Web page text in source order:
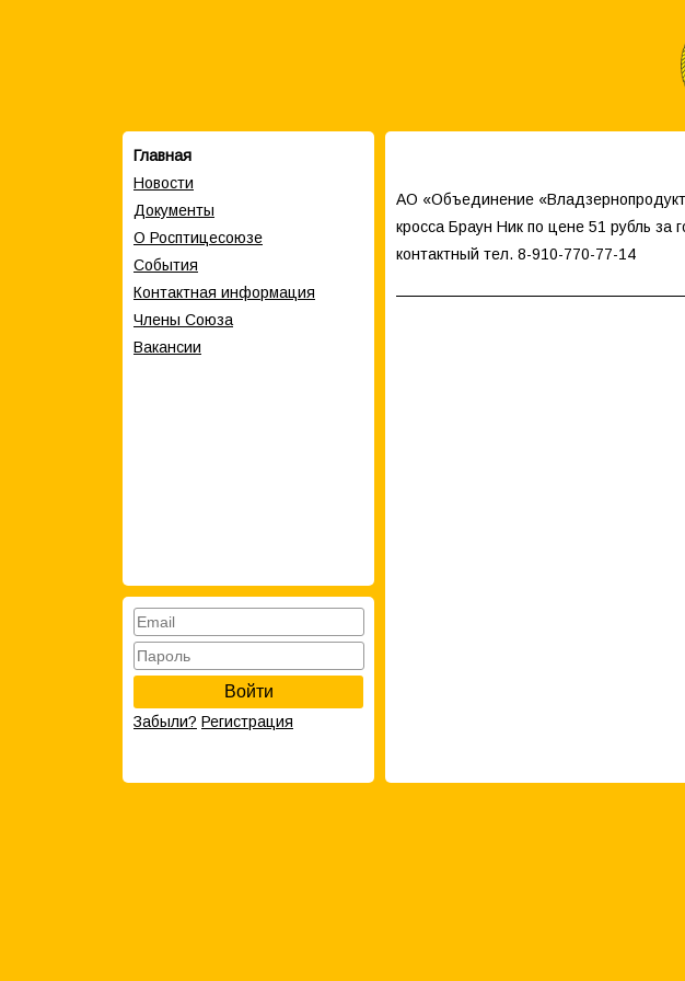
Главная
Новости
Документы
О Росптицесоюзе
События
Контактная информация
Члены Cоюза
Вакансии
Войти
Забыли? Регистрация
АО «Объединение
кросса Браун Ник по цене 51 рубль за
контактный тел. 8-910-770-77-14